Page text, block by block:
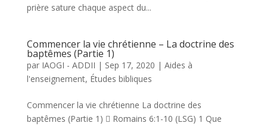
prière sature chaque aspect du...
Commencer la vie chrétienne – La doctrine des
baptêmes (Partie 1)
par IAOGI - ADDII | Sep 17, 2020 | Aides à
l'enseignement, Études bibliques
Commencer la vie chrétienne La doctrine des
baptêmes (Partie 1)  Romains 6:1-10 (LSG) 1 Que